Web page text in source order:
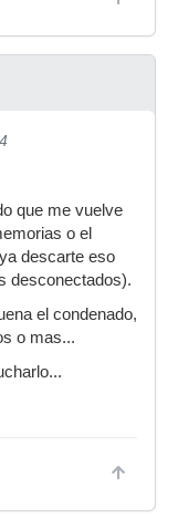
que me vuelve
o el
descarte eso
desconectados).
el condenado,
o mas...